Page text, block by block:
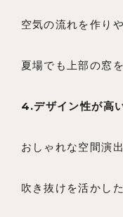
空気の流れを作り
夏場でも上部の窓
4.デザイン性が高
おしゃれな空間演
吹き抜けを活かし